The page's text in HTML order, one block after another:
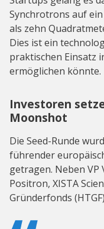
Synchrotrons auf
als zehn
Dies ist ein
praktischen Einsatz
ermöglichen könnte.
Investoren
Moonshot
Die Seed-Runde
führender
getragen. Neben
Positron, XISTA
Gründerfonds